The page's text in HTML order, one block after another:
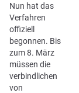
Nun hat das
Verfahren
offiziell
begonnen. Bis
zum 8. März
müssen die
verbindlichen
von